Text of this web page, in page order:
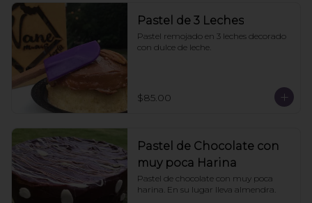
Pastel de 3 Leches
Pastel remojado en 3 leches decorado
con dulce de leche.
$85.00
Pastel de Chocolate con
muy poca Harina
Pastel de chocolate con muy poca
harina. En su lugar lleva almendra.